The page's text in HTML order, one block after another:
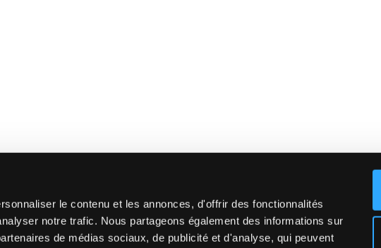
le contenu et les annonces, d'offrir des fonctionnalités
notre trafic. Nous partageons également des informations sur
de médias sociaux, de publicité et d'analyse, qui peuvent